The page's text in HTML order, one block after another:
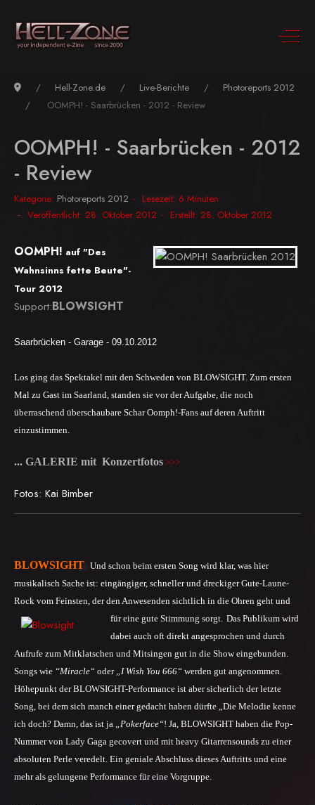
Hell-Zone.de Live-Berichte
Photoreports 2012
OOMPH! - Saarbrücken - 2012 - Review
OOMPH! - Saarbrücken - 2012
- Review
Kategorie: Photoreports 2012
Lesezeit: 6 Minuten
Veröffentlicht: 28. Oktober 2012
Erstellt: 28. Oktober 2012
OOMPH! auf "Des
Wahnsinns fette Beute"-
Tour 2012
Support:BLOWSIGHT
Saarbrücken - Garage - 09.10.2012
Los ging das Spektakel mit den Schweden von BLOWSIGHT. Zum ersten
Mal zu Gast im Saarland, standen sie vor der Aufgabe, die noch
überraschend überschaubare Schar Oomph!-Fans auf deren Auftritt
einzustimmen.
... GALERIE mit Konzertfotos >>>
Fotos: Kai Bimber
BLOWSIGHT Und schon beim ersten Song wird klar, was hier
musikalisch Sache ist: eingängiger, schneller und dreckiger Gute-Laune-
Rock vom Feinsten, der den Anwesenden sichtlich in die Ohren geht und
für eine gute Stimmung sorgt. Das Publikum wird
dabei auch oft direkt angesprochen und durch
Aufrufe zum Mitklatschen und Mitsingen gut in die Show eingebunden.
Songs wie “Miracle“ oder „I Wish You 666“ werden gut angenommen.
Höhepunkt der BLOWSIGHT-Performance ist aber sicherlich der letzte
Song, bei dem sich manch einer gedacht haben dürfte „Die Melodie kenne
ich doch? Damn, das ist ja „Pokerface“! Ja, BLOWSIGHT haben die Pop-
Nummer von Lady Gaga gecovert und mit heavy Gitarrensounds zu einer
absoluten Perle veredelt. Ein geniale Abschluss dieses Auftritts und eine
mehr als gelungene Performance für eine Vorgruppe.